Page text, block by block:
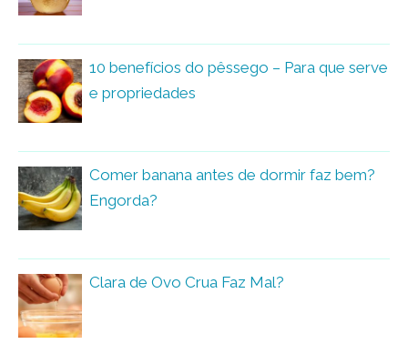
10 benefícios do pêssego – Para que serve
e propriedades
Comer banana antes de dormir faz bem?
Engorda?
Clara de Ovo Crua Faz Mal?